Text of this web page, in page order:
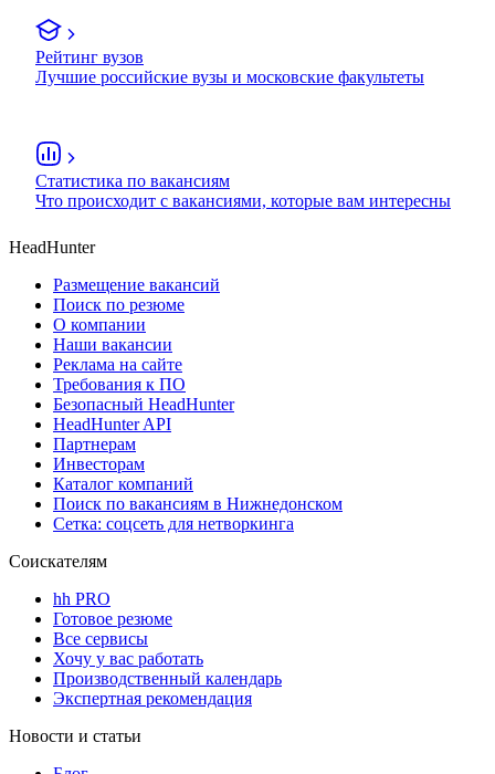
Рейтинг вузов
Лучшие российские вузы и московские факультеты
Статистика по вакансиям
Что происходит с вакансиями, которые вам интересны
HeadHunter
Размещение вакансий
Поиск по резюме
О компании
Наши вакансии
Реклама на сайте
Требования к ПО
Безопасный HeadHunter
HeadHunter API
Партнерам
Инвесторам
Каталог компаний
Поиск по вакансиям в Нижнедонском
Сетка: соцсеть для нетворкинга
Соискателям
hh PRO
Готовое резюме
Все сервисы
Хочу у вас работать
Производственный календарь
Экспертная рекомендация
Новости и статьи